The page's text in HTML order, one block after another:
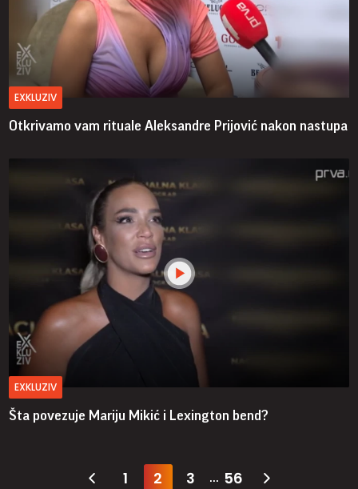
EXKLUZIV
Otkrivamo vam rituale Aleksandre Prijović nakon nastupa
EXKLUZIV
Šta povezuje Mariju Mikić i Lexington bend?
1 2 3 ... 56